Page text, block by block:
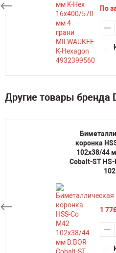
По
Другие товары бренда
коронка
102х38/44
Cobalt-ST
102
1